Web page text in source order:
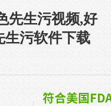
先生污视频,好
生污软件下载